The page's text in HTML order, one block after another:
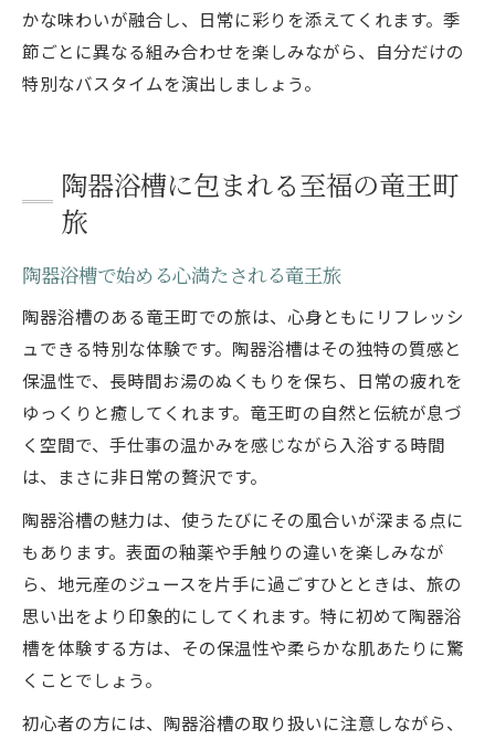
かな味わいが融合し、日常に彩りを添えてくれます。季
節ごとに異なる組み合わせを楽しみながら、自分だけの
特別なバスタイムを演出しましょう。
陶器浴槽に包まれる至福の竜王町
旅
陶器浴槽で始める心満たされる竜王旅
陶器浴槽のある竜王町での旅は、心身ともにリフレッシ
ュできる特別な体験です。陶器浴槽はその独特の質感と
保温性で、長時間お湯のぬくもりを保ち、日常の疲れを
ゆっくりと癒してくれます。竜王町の自然と伝統が息づ
く空間で、手仕事の温かみを感じながら入浴する時間
は、まさに非日常の贅沢です。
陶器浴槽の魅力は、使うたびにその風合いが深まる点に
もあります。表面の釉薬や手触りの違いを楽しみなが
ら、地元産のジュースを片手に過ごすひとときは、旅の
思い出をより印象的にしてくれます。特に初めて陶器浴
槽を体験する方は、その保温性や柔らかな肌あたりに驚
くことでしょう。
初心者の方には、陶器浴槽の取り扱いに注意しながら、